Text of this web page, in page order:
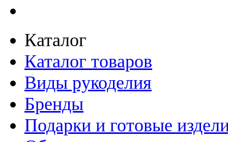
Каталог
Каталог товаров
Виды рукоделия
Бренды
Подарки и готовые